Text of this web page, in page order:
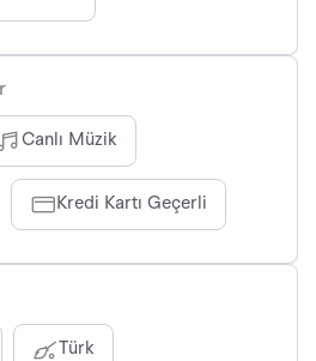
Canlı Müzik
Kredi Kartı Geçerli
Türk